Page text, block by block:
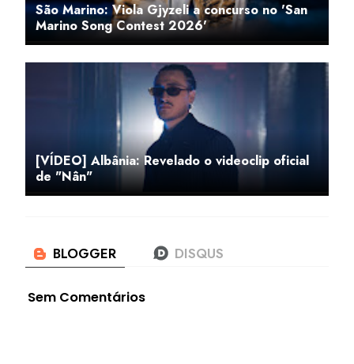
São Marino: Viola Gjyzeli a concurso no 'San
Marino Song Contest 2026'
[VÍDEO] Albânia: Revelado o videoclip oficial
de "Nân"
Sem Comentários